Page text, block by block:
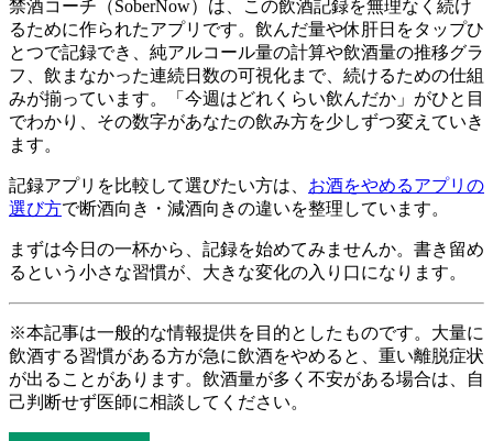
禁酒コーチ（SoberNow）は、この飲酒記録を無理なく続け
るために作られたアプリです。飲んだ量や休肝日をタップひ
とつで記録でき、純アルコール量の計算や飲酒量の推移グラ
フ、飲まなかった連続日数の可視化まで、続けるための仕組
みが揃っています。「今週はどれくらい飲んだか」がひと目
でわかり、その数字があなたの飲み方を少しずつ変えていき
ます。
記録アプリを比較して選びたい方は、 お酒をやめるアプリの
選び方で断酒向き・減酒向きの違いを整理しています。
まずは今日の一杯から、記録を始めてみませんか。書き留め
るという小さな習慣が、大きな変化の入り口になります。
※本記事は一般的な情報提供を目的としたものです。大量に
飲酒する習慣がある方が急に飲酒をやめると、重い離脱症状
が出ることがあります。飲酒量が多く不安がある場合は、自
己判断せず医師に相談してください。